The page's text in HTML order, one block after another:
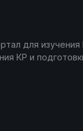
для изучения
КР и